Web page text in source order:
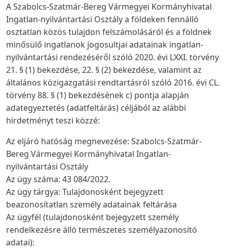
A Szabolcs-Szatmár-Bereg Vármegyei Kormányhivatal
Ingatlan-nyilvántartási Osztály a földeken fennálló
osztatlan közös tulajdon felszámolásáról és a földnek
minősülő ingatlanok jogosultjai adatainak ingatlan-
nyilvántartási rendezéséről szóló 2020. évi LXXI. törvény
21. § (1) bekezdése, 22. § (2) bekezdése, valamint az
általános közigazgatási rendtartásról szóló 2016. évi CL.
törvény 88. § (1) bekezdésének c) pontja alapján
adategyeztetés (adatfeltárás) céljából az alábbi
hirdetményt teszi közzé:
Az eljáró hatóság megnevezése: Szabolcs-Szatmár-
Bereg Vármegyei Kormányhivatal Ingatlan-
nyilvántartási Osztály
Az ügy száma: 43 084/2022.
Az ügy tárgya: Tulajdonosként bejegyzett
beazonosítatlan személy adatainak feltárása
Az ügyfél (tulajdonosként bejegyzett személy
rendelkezésre álló természetes személyazonosító
adatai):